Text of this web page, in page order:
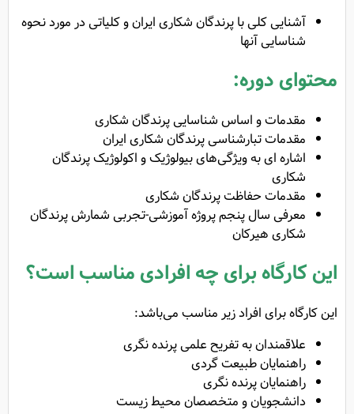
آشنایی کلی با پرندگان شکاری ایران و کلیاتی در مورد نحوه
شناسایی آنها
محتوای دوره:
مقدمات و اساس شناسایی پرندگان شکاری
مقدمات تبارشناسی پرندگان شکاری ایران
اشاره ای به ویژگی‌های بیولوژیک و اکولوژیک پرندگان
شکاری
مقدمات حفاظت پرندگان شکاری
معرفی سال پنجم پروژه آموزشی-تجربی شمارش پرندگان
شکاری هیرکان
این کارگاه برای چه افرادی مناسب است؟
این کارگاه برای افراد زیر مناسب می‌باشد:
علاقمندان به تفریح علمی پرنده نگری
راهنمایان طبیعت گردی
راهنمایان پرنده نگری
دانشجویان و متخصصان محیط زیست